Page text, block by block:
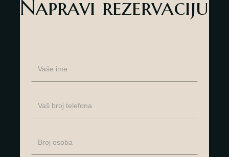
Napravi rezervaciju